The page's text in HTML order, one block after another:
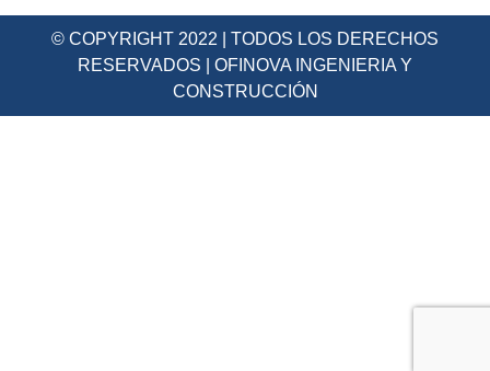
© COPYRIGHT 2022 | TODOS LOS DERECHOS
RESERVADOS | OFINOVA INGENIERIA Y
CONSTRUCCIÓN